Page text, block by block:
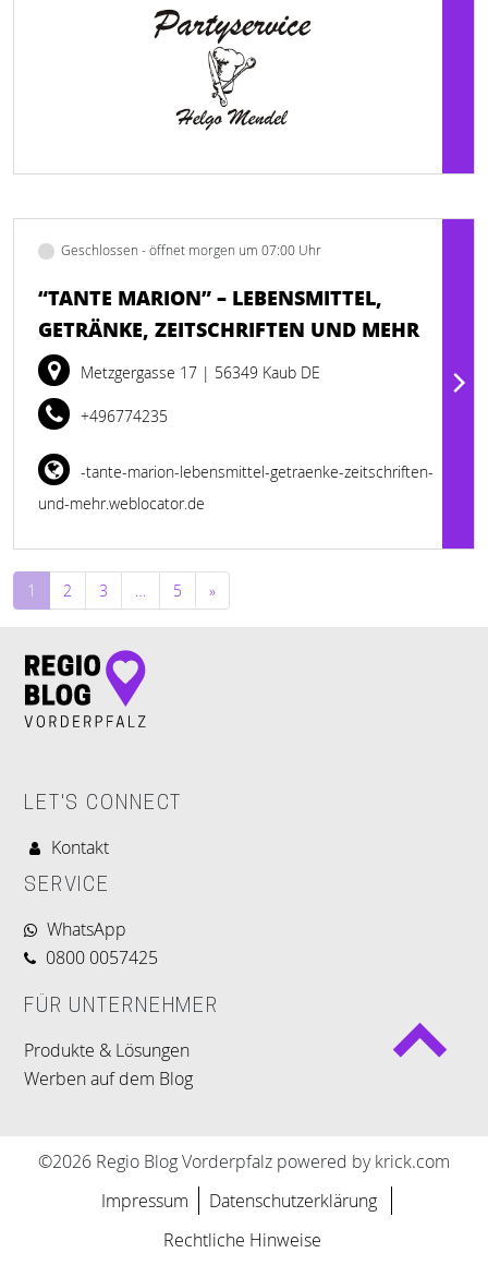
Geschlossen - öffnet morgen um 07:00 Uhr
“TANTE MARION” – LEBENSMITTEL,
GETRÄNKE, ZEITSCHRIFTEN UND MEHR
Metzgergasse 17 | 56349 Kaub DE
+496774235
-tante-marion-lebensmittel-getraenke-zeitschriften-
und-mehr.weblocator.de
Beitragsnavigation
1 2 3 … 5 »
LET'S CONNECT
Kontakt
SERVICE
WhatsApp
0800 0057425
FÜR UNTERNEHMER
Produkte & Lösungen
Werben auf dem Blog
©2026 Regio Blog Vorderpfalz powered by krick.com
Impressum
Datenschutzerklärung
Rechtliche Hinweise